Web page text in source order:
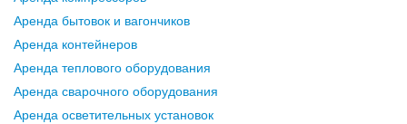
Аренда бытовок и вагончиков
Аренда контейнеров
Аренда теплового оборудования
Аренда сварочного оборудования
Аренда осветительных установок